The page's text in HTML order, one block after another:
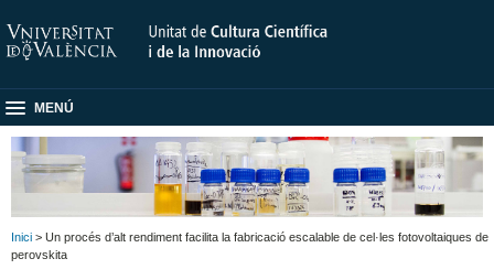
MENÚ
Inici > Un procés d’alt rendiment facilita la fabricació escalable de cel·les fotovoltaiques de
perovskita